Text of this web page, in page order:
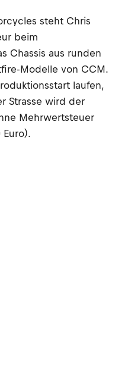
steht Chris
beim
Chassis aus runden
Modelle von CCM.
laufen,
Strasse wird der
Mehrwertsteuer